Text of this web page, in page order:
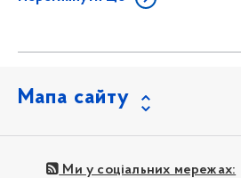
Мапа сайту
Ми у соціальних мережах: